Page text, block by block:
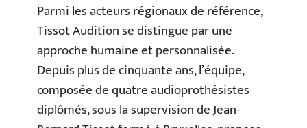
Parmi les acteurs régionaux de référence,
Tissot Audition se distingue par une
approche humaine et personnalisée.
Depuis plus de cinquante ans, l’équipe,
composée de quatre audioprothésistes
diplômés, sous la supervision de Jean-